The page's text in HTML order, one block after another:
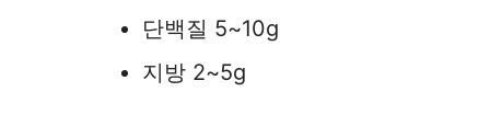
단백질 5~10g
지방 2~5g